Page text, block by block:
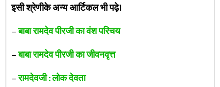
इसी श्रेणीके अन्य आर्टिकल भी पढ़े।
–बाबा रामदेव पीरजी का वंश परिचय
–बाबा रामदेव पीरजी का जीवनवृत्त
–रामदेवजी : लोक देवता